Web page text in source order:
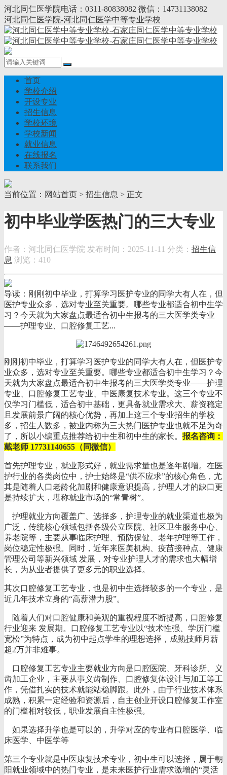
河北同仁医学院电话：0311-80838082 微信：14731138082
河北同仁医学院-河北同仁医学中等专业学校
首页
学校介绍
开设专业
招生信息
学校环境
学校新闻
就业信息
在线报名
联系我们
当前位置： 网站首页 > 招生信息 > 正文
初中毕业学医热门的三大专业
作者：河北同仁医学院 发布时间：2025-11-11 分类： 招生信
息 浏览：410
导读：刚刚初中毕业，打算学习医护专业的同学大有人在，但
医护专业众多，选对专业至关重要。哪些专业都适合初中生学
习？今天就为大家盘点最适合初中生报考的三大医学类专业
——护理专业、口腔修复工艺...
刚刚初中毕业，打算学习医护专业的同学大有人在，但医护专
业众多，选对专业至关重要。哪些专业都适合初中生学习？今
天就为大家盘点最适合初中生报考的三大医学类专业——护理
专业、口腔修复工艺专业、中医康复技术专业。这三个专业不
仅学习门槛低，适合初中基础，更具备就业需求大、薪资稳定
且发展前景广阔的核心优势，再加上这三个专业招生的学校
多，招生人数多，被业内称为三大热门医护专业也就不足为奇
了，所以小编重点推荐给初中生和初中生的家长。 报名咨询：
戴老师 17731140655（同微信）
首先护理专业，就业形式好，就业需求量也是逐年剧增。在医
护行业的各类岗位中，护士始终是“供不应求”的核心角色，尤
其是随着人口老龄化加剧和健康意识提高，护理人才的缺口更
是持续扩大，堪称就业市场的“常青树”。
护理就业方向覆盖广、选择多，护理专业的就业渠道也极为
广泛，传统核心领域包括各级公立医院、社区卫生服务中心、
养老院等，主要从事临床护理、预防保健、老年护理等工作，
岗位稳定性极强。同时，近年来医美机构、疫苗接种点、健康
管理公司等新兴领域 发展，对专业护理人才的需求也大幅增
长，为从业者提供了更多元的职业选择。
其次口腔修复工艺专业，也是初中生选择较多的一个专业，是
近几年技术立身的“高薪潜力股”。
随着人们对口腔健康和美观的重视程度不断提高，口腔修复
行业迎来 发展期。口腔修复工艺专业以“技术性强、学历门槛
宽松”为特点，成为初中起点学生的理想选择，成熟技师月薪
超2万并非难事。
口腔修复工艺专业主要就业方向是口腔医院、牙科诊所、义
齿加工企业，主要从事义齿制作、口腔修复体设计与加工等工
作，凭借扎实的技术就能站稳脚跟。此外，由于行业技术体系
成熟，积累一定经验和资源后，自主创业开设口腔修复工作室
的门槛相对较低，职业发展自主性极强。
如果选择升学也是可以的，升学对应的专业有口腔医学、临
床医学、中医学等
第三个专业就是中医康复技术专业，初中生可以选择，属于朝
阳就业领域中的热门专业，是未来医护行业需求激增的“灵活